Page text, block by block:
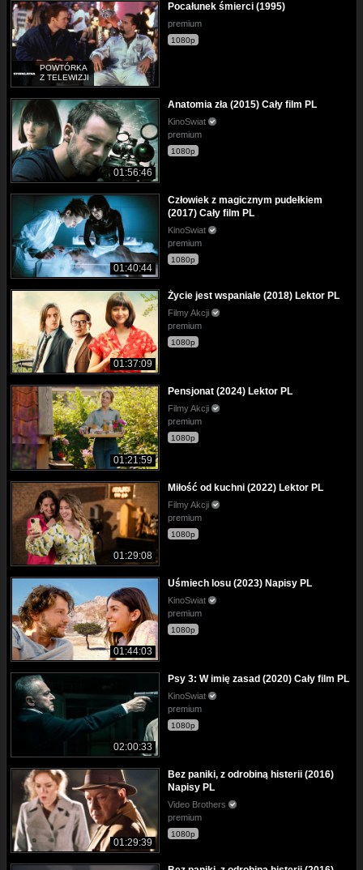
POWTÓRKA
Z TELEWIZJI
Pocałunek śmierci (1995)
premium
1080p
01:56:46
Anatomia zła (2015) Cały film PL
KinoSwiat
premium
1080p
01:40:44
Człowiek z magicznym pudełkiem
(2017) Cały film PL
KinoSwiat
premium
1080p
01:37:09
Życie jest wspaniałe (2018) Lektor PL
Filmy Akcji
premium
1080p
01:21:59
Pensjonat (2024) Lektor PL
Filmy Akcji
premium
1080p
01:29:08
Miłość od kuchni (2022) Lektor PL
Filmy Akcji
premium
1080p
01:44:03
Uśmiech losu (2023) Napisy PL
KinoSwiat
premium
1080p
02:00:33
Psy 3: W imię zasad (2020) Cały film PL
KinoSwiat
premium
1080p
01:29:39
Bez paniki, z odrobiną histerii (2016)
Napisy PL
Video Brothers
premium
1080p